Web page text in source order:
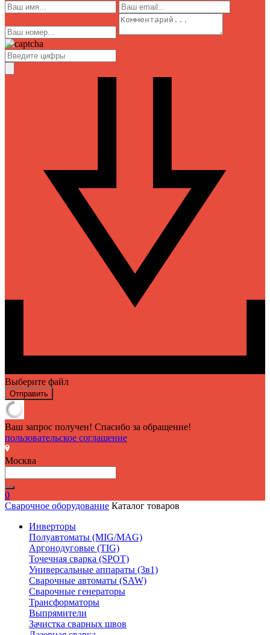
Выберите файл
Отправить
Ваш запрос получен! Спасибо за обращение!
пользовательское соглашение
Москва
0
Сварочное оборудование Каталог товаров
Инверторы
Полуавтоматы (MIG/MAG)
Аргонодуговые (TIG)
Точечная сварка (SPOT)
Универсальные аппараты (3в1)
Сварочные автоматы (SAW)
Сварочные генераторы
Трансформаторы
Выпрямители
Зачистка сварных швов